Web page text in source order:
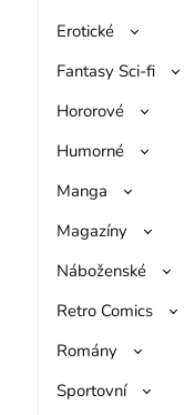
Erotické
Fantasy Sci-fi
Hororové
Humorné
Manga
Magazíny
Náboženské
Retro Comics
Romány
Sportovní